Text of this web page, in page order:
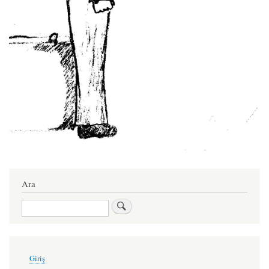
Ara
Ara
account
Giriş